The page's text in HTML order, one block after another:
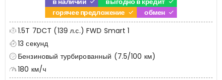
горячее предложение
обмен
1.5T 7DCT (139 л.с.) FWD Smart 1
13 секунд
Бензиновый турбированный (7.5/100 км)
180 км/ч